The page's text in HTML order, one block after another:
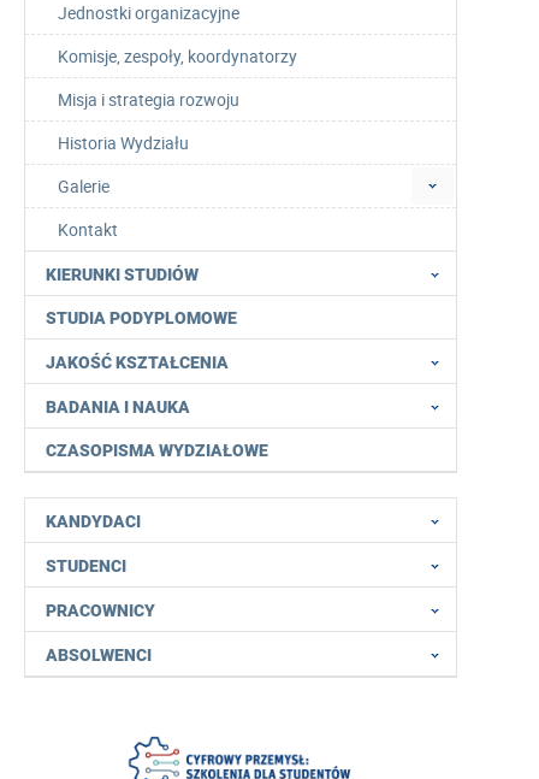
Jednostki organizacyjne
Komisje, zespoły, koordynatorzy
Misja i strategia rozwoju
Historia Wydziału
Galerie
Kontakt
KIERUNKI STUDIÓW
STUDIA PODYPLOMOWE
JAKOŚĆ KSZTAŁCENIA
BADANIA I NAUKA
CZASOPISMA WYDZIAŁOWE
KANDYDACI
STUDENCI
PRACOWNICY
ABSOLWENCI